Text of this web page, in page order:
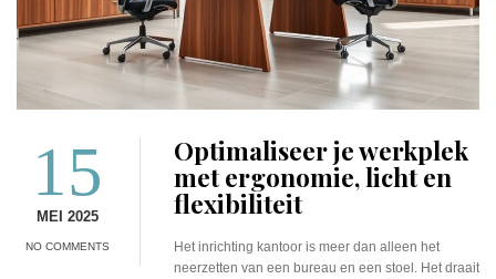
15
MEI 2025
NO COMMENTS
Optimaliseer je werkplek
met ergonomie, licht en
flexibiliteit
Het inrichting kantoor is meer dan alleen het
neerzetten van een bureau en een stoel. Het draait